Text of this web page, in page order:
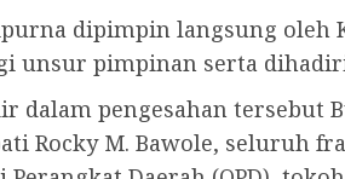
dipimpin langsung oleh
unsur pimpinan serta
dalam pengesahan tersebut
Rocky M. Bawole, seluruh